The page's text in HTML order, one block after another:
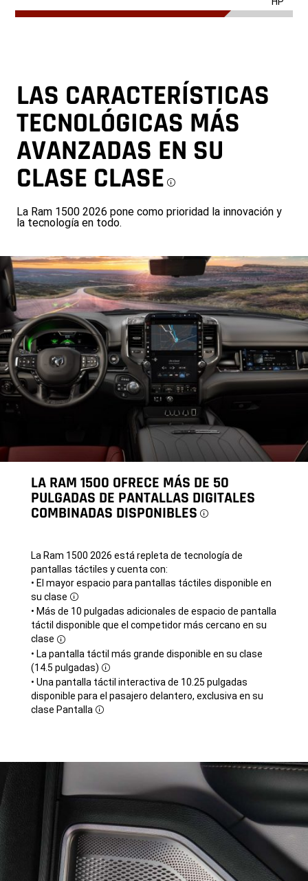
LAS CARACTERÍSTICAS
TECNOLÓGICAS MÁS
AVANZADAS EN SU
CLASE CLASEDisclosure
La Ram 1500 2026 pone como prioridad la innovación y
la tecnología en todo.
LA RAM 1500 OFRECE MÁS DE 50
PULGADAS DE PANTALLAS DIGITALES
COMBINADAS DISPONIBLES Disclosure
La Ram 1500 2026 está repleta de tecnología de
pantallas táctiles y cuenta con:
• El mayor espacio para pantallas táctiles disponible en
suclase
Disclosure
• Más de 10 pulgadas adicionales de espacio de pantalla
táctil disponible que el competidor más cercano en su
clase
Disclosure
• La pantalla táctil más grande disponible en su clase
(14.5 pulgadas)
Disclosure
• Una pantalla táctil interactiva de 10.25 pulgadas
disponible para el pasajero delantero, exclusiva en su
clase Pantalla
Disclosure